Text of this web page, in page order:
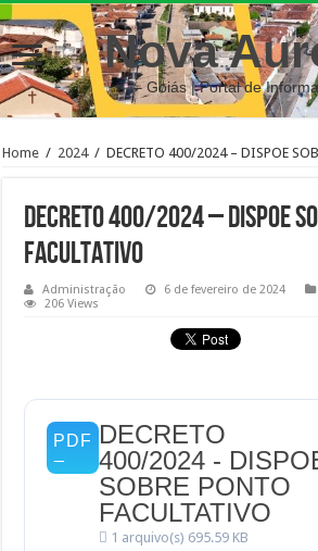
Nova
– Goiás | Portal de
Home / 2024 / DECRETO 400/2024 – DISPOE
DECRETO 400/2024 – DISPOE
FACULTATIVO
Administração 6 de fevereiro de 2024
206 Views
DECRETO
400/2024 -
SOBRE PONTO
FACULTATIVO
1 arquivo(s) 695.59 KB